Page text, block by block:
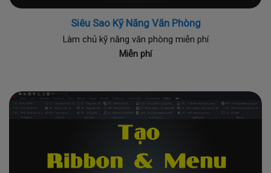
Siêu Sao Kỹ Năng Văn Phòng
Làm chủ kỹ năng văn phòng miễn phí
Miễn phí